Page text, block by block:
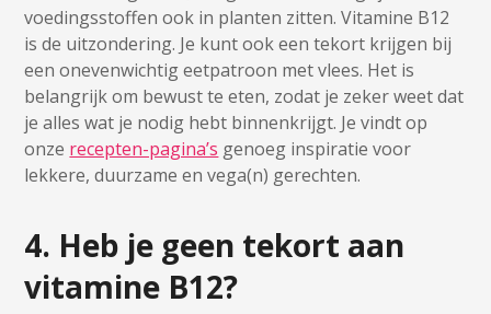
voedingsstoffen ook in planten zitten. Vitamine B12
is de uitzondering. Je kunt ook een tekort krijgen bij
een onevenwichtig eetpatroon met vlees. Het is
belangrijk om bewust te eten, zodat je zeker weet dat
je alles wat je nodig hebt binnenkrijgt. Je vindt op
onze recepten-pagina’s genoeg inspiratie voor
lekkere, duurzame en vega(n) gerechten.
4. Heb je geen tekort aan
vitamine B12?